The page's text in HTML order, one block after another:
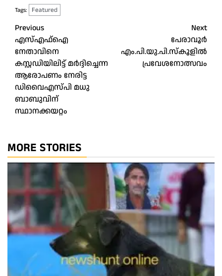
Tags: Featured
Post
navigation
Previous
എസ്എഫ്‌ഐ
നേതാവിനെ
കസ്റ്റഡിയിലിട്ട് മര്‍ദ്ദിച്ചെന്ന
ആരോപണം നേരിട്ട
ഡിവൈഎസ്പി മധു
ബാബുവിന്
സ്ഥാനക്കയറ്റം
Next
പേരാവൂർ
എം.പി.യു.പി.സ്‌കൂളിൽ
പ്രവേശനോത്സവം
MORE STORIES